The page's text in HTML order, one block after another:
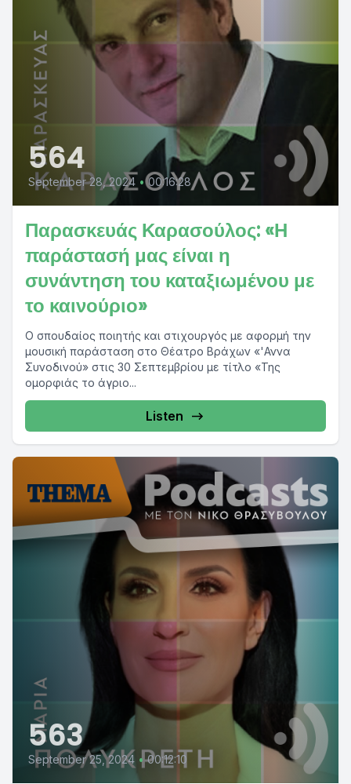
564
September 28, 2024 • 00:16:28
Παρασκευάς Καρασούλος: «Η
παράστασή μας είναι η
συνάντηση του καταξιωμένου με
το καινούριο»
Ο σπουδαίος ποιητής και στιχουργός με αφορμή την
μουσική παράσταση στο Θέατρο Βράχων «'Αννα
Συνοδινού» στις 30 Σεπτεμβρίου με τίτλο «Της
ομορφιάς το άγριο...
Listen
563
September 25, 2024 • 00:12:10